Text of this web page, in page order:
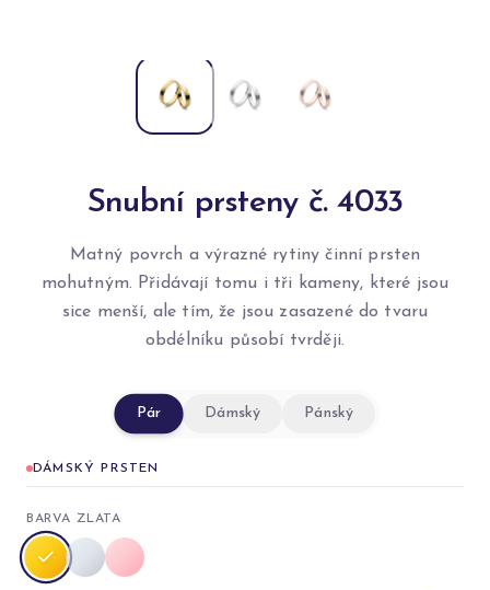
Snubní prsteny č. 4033
Matný povrch a výrazné rytiny činní prsten
mohutným. Přidávají tomu i tři kameny, které jsou
sice menší, ale tím, že jsou zasazené do tvaru
obdélníku působí tvrději.
Pár Dámský Pánský
DÁMSKÝ PRSTEN
BARVA ZLATA